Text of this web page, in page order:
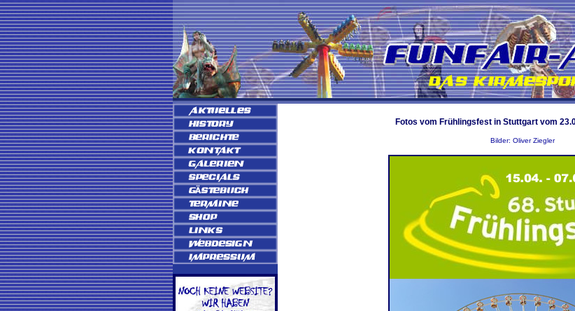
Fotos vom Frühlingsfest in Stuttgart vom
Bilder: Oliver Ziegler